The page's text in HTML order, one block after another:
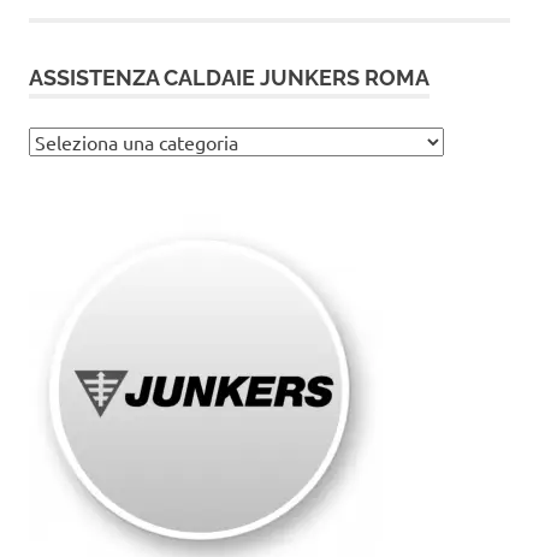
ASSISTENZA CALDAIE JUNKERS ROMA
Assistenza